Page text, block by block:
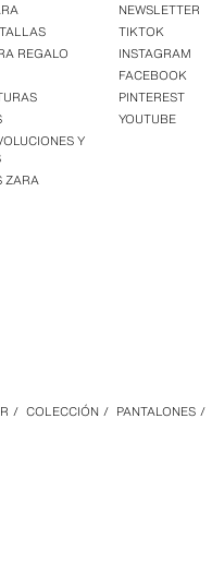
REGALO
Y
ZARA
NEWSLETTER
TIKTOK
INSTAGRAM
FACEBOOK
PINTEREST
YOUTUBE
/ COLECCIÓN / PANTALONES /